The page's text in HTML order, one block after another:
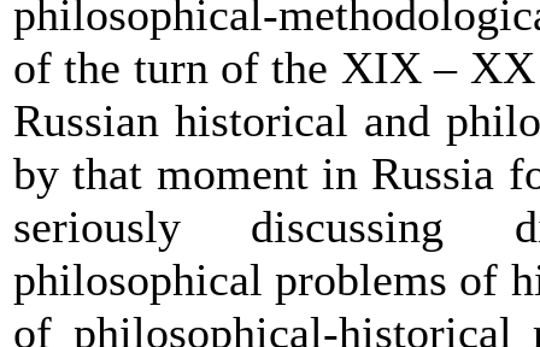
philosophical-
of the turn of the XIX –
Russian historical and
by that moment in Russia
seriously discussing
philosophical problems of
of philosophical-historical